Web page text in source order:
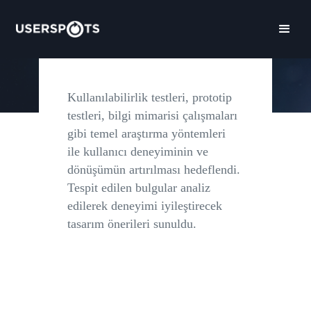
yerlerde ek araştırmalar ve gerekli
Kullanılabilirlik testleri, prototip
testleri, bilgi mimarisi çalışmaları
gibi temel araştırma yöntemleri
ile kullanıcı deneyiminin ve
dönüşümün artırılması hedeflendi.
Tespit edilen bulgular analiz
edilerek deneyimi iyileştirecek
tasarım önerileri sunuldu.